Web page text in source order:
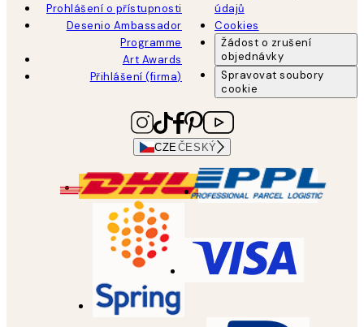
Prohlášení o přístupnosti
Desenio Ambassador
Programme
Art Awards
Přihlášení (firma)
údajů
Cookies
Žádost o zrušení
objednávky
Spravovat soubory
cookie
CZE ČESKÝ